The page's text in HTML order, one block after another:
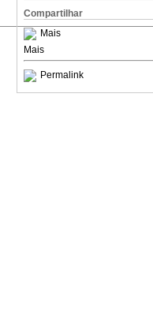
Compartilhar
Mais
Mais
Permalink